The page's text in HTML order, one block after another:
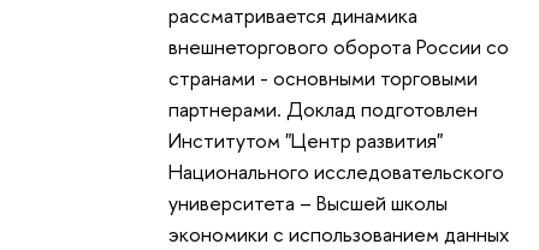
рассматривается динамика
внешнеторгового оборота России со
странами - основными торговыми
партнерами. Доклад подготовлен
Институтом "Центр развития"
Национального исследовательского
университета – Высшей школы
экономики с использованием данных